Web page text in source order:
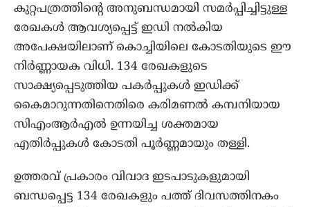
കുറ്റപത്രത്തിന്റെ അനുബന്ധമായി സമർപ്പിച്ചിട്ടുള്ള
രേഖകൾ ആവശ്യപ്പെട്ട് ഇഡി നൽകിയ
അപേക്ഷയിലാണ് കൊച്ചിയിലെ കോടതിയുടെ ഈ
നിർണ്ണായക വിധി. 134 രേഖകളുടെ
സാക്ഷ്യപ്പെടുത്തിയ പകർപ്പുകൾ ഇഡിക്ക്
കൈമാറുന്നതിനെതിരെ കരിമണൽ കമ്പനിയായ
സിഎംആർഎൽ ഉന്നയിച്ച ശക്തമായ
എതിർപ്പുകൾ കോടതി പൂർണ്ണമായും തള്ളി.
ഉത്തരവ് പ്രകാരം വിവാദ ഇടപാടുകളുമായി
ബന്ധപ്പെട്ട 134 രേഖകളും പത്ത് ദിവസത്തിനകം